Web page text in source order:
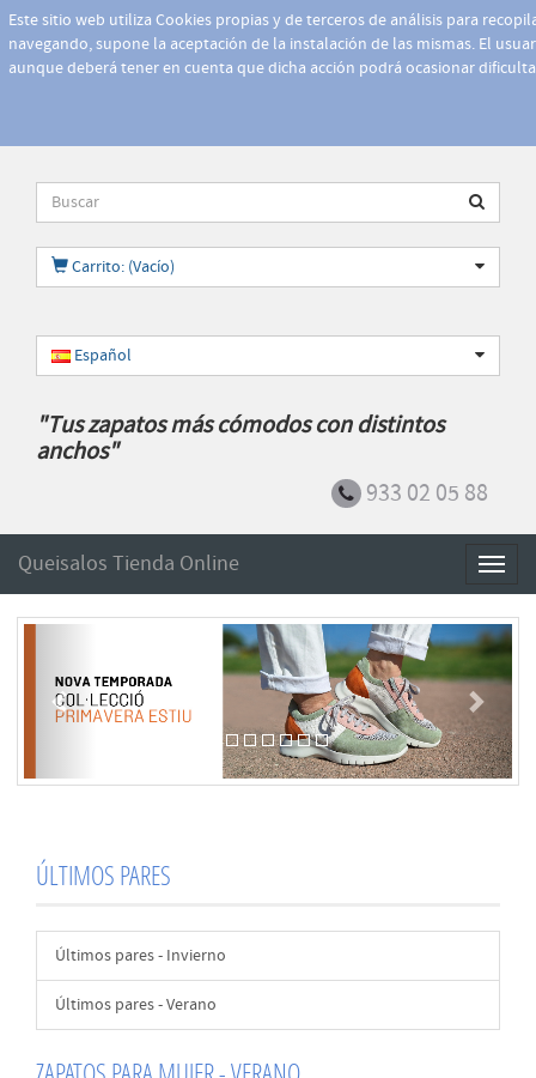
Este sitio web utiliza Cookies propias y de terceros de análisis para
navegando, supone la aceptación de la instalación de las mismas. El
aunque deberá tener en cuenta que dicha acción podrá ocasionar
Carrito: (Vacío)
Español
"Tus zapatos más cómodos con distintos
anchos"
933 02 05 88
Queisalos Tienda Online
ÚLTIMOS PARES
Últimos pares - Invierno
Últimos pares - Verano